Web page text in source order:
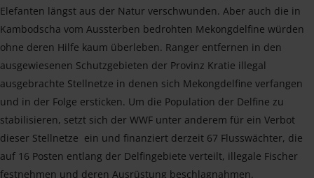
Elefanten längst aus der Natur verschwunden. Aber auch die in
Kambodscha vom Aussterben bedrohten Mekongdelfine würden
ohne deren Hilfe kaum überleben. Ranger entfernen in den
ausgewiesenen Schutzgebieten der Provinz Kratie illegal
ausgebrachte Stellnetze in denen sich Mekongdelfine verfangen
und in der Folge ersticken. Um die Population der Delfine zu
stabilisieren, setzt sich der WWF unter anderem für ein Verbot
dieser Stellnetze ein und finanziert derzeit 67 Flusswächter, die
auf 16 Posten entlang der Delfingebiete verteilt, illegale Fischer
festnehmen und deren Ausrüstung beschlagnahmen.